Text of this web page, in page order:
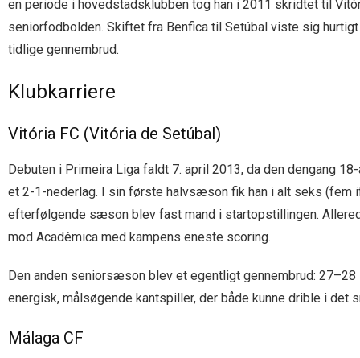
en periode i hovedstadsklubben tog han i 2011 skridtet til
seniorfodbolden. Skiftet fra Benfica til Setúbal viste sig
tidlige gennembrud.
Klubkarriere
Vitória FC (Vitória de Setúbal)
Debuten i Primeira Liga faldt 7. april 2013, da den dengang
et 2-1-nederlag. I sin første halvsæson fik han i alt seks (fem
efterfølgende sæson blev fast mand i startopstillingen.
mod Académica med kampens eneste scoring.
Den anden seniorsæson blev et egentligt gennembrud:
energisk, målsøgende kantspiller, der både kunne drible i
Málaga CF